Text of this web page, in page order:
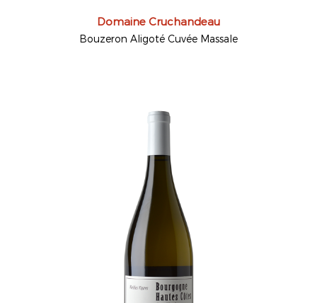
Domaine Cruchandeau
Bouzeron Aligoté Cuvée Massale